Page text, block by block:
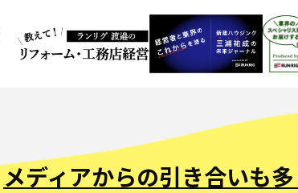
メディアからの引き合いも